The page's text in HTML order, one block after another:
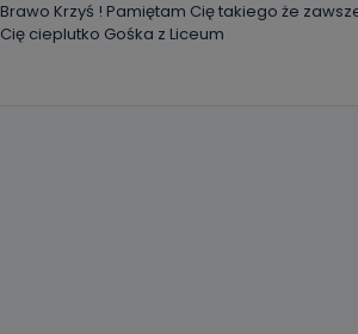
Brawo Krzyś ! Pamiętam Cię takiego że
Cię cieplutko Gośka z Liceum